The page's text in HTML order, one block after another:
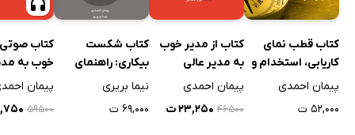
کتاب قطب نمای
کاریابی، استخدام و
ماندگاری در کار
پیمان احمدی
۵۲,۰۰۰ ت
کتاب از مدیر خوب
به مدیر عالی
پیمان احمدی
۴۶۵۰۰ ۲۳,۲۵۰ ت
کتاب شکست
بیکاری: راهنمای
تخصصی استخدام و
نیما بریری
۶۹,۰۰۰ ت
کتاب صوتی
خوب به
پیمان
۵۹۵۰۰